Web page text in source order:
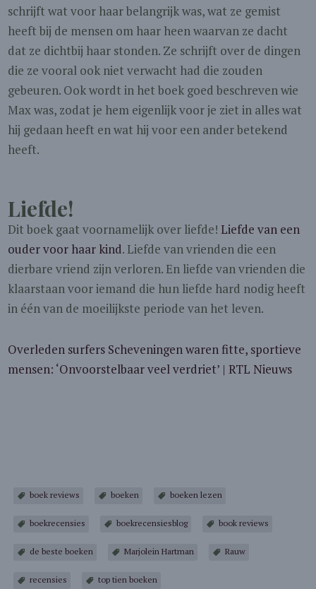
schrijft wat voor haar belangrijk was, wat ze gemist
heeft bij de mensen om haar heen waarvan ze dacht
dat ze dichtbij haar stonden. Ze schrijft over de dingen
die ze vooral ook niet verwacht had die zouden
gebeuren. Ook wordt in het boek goed beschreven wie
Max was, zodat je hem eigenlijk voor je ziet in alles wat
hij gedaan heeft en wat hij voor een ander betekend
heeft.
Liefde!
Dit boek gaat voornamelijk over liefde!Liefde van een
ouder voor haar kind. Liefde van vrienden die een
dierbare vriend zijn verloren. En liefde van vrienden die
klaarstaan voor iemand die hun liefde hard nodig heeft
in één van de moeilijkste periode van het leven.
Overleden surfers Scheveningen waren fitte, sportieve
mensen: ‘Onvoorstelbaar veel verdriet’ | RTL Nieuws
boek reviews boeken boeken lezen
boekrecensies boekrecensiesblog book reviews
de beste boeken Marjolein Hartman Rauw
recensies top tien boeken